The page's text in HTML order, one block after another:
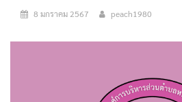
8 มกราคม 2567 peach1980